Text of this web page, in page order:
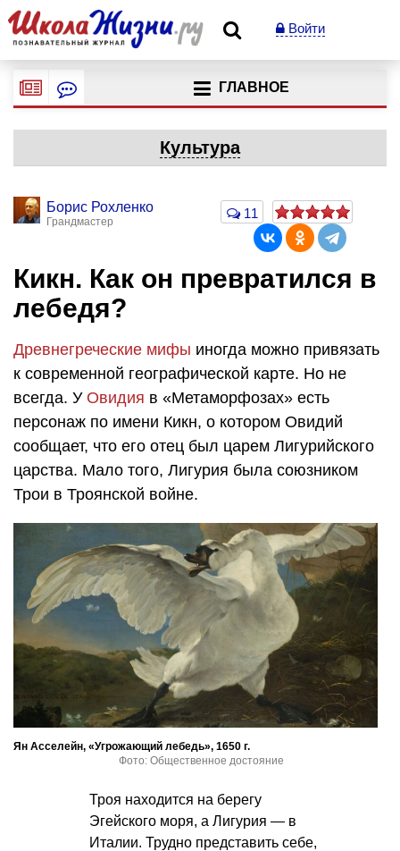
Войти
ГЛАВНОЕ
Культура
Борис Рохленко
Грандмастер
11
Кикн. Как он превратился в
лебедя?
Древнегреческие мифы иногда можно привязать
к современной географической карте. Но не
всегда. У Овидия в «Метаморфозах» есть
персонаж по имени Кикн, о котором Овидий
сообщает, что его отец был царем Лигурийского
царства. Мало того, Лигурия была союзником
Трои в Троянской войне.
Ян Асселейн, «Угрожающий лебедь», 1650 г.
Фото: Общественное достояние
Троя находится на берегу
Эгейского моря, а Лигурия — в
Италии. Трудно представить себе,